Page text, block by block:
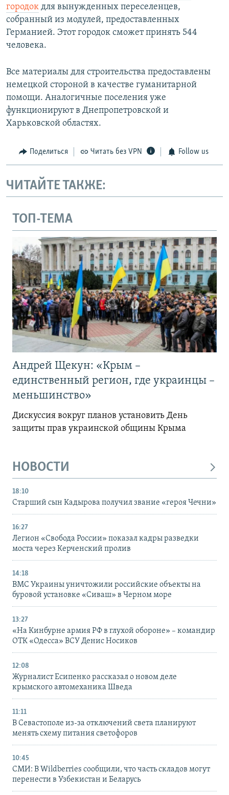
городок для вынужденных переселенцев,
собранный из модулей, предоставленных
Германией. Этот городок сможет принять 544
человека.
Все материалы для строительства предоставлены
немецкой стороной в качестве гуманитарной
помощи. Аналогичные поселения уже
функционируют в Днепропетровской и
Харьковской областях.
Поделиться Читать без VPN Follow us
ЧИТАЙТЕ ТАКЖЕ:
ТОП-ТЕМА
Андрей Щекун: «Крым –
единственный регион, где украинцы –
меньшинство»
Дискуссия вокруг планов установить День
защиты прав украинской общины Крыма
НОВОСТИ
18:10
Старший сын Кадырова получил звание «героя Чечни»
16:27
Легион «Свобода России» показал кадры разведки
моста через Керченский пролив
14:18
ВМС Украины уничтожили российские объекты на
буровой установке «Сиваш» в Черном море
13:27
«На Кинбурне армия РФ в глухой обороне» – командир
ОТК «Одесса» ВСУ Денис Носиков
12:08
Журналист Есипенко рассказал о новом деле
крымского автомеханика Шведа
11:11
В Севастополе из-за отключений света планируют
менять схему питания светофоров
10:45
СМИ: В Wildberries сообщили, что часть складов могут
перенести в Узбекистан и Беларусь